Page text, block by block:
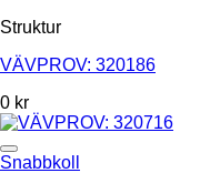
Struktur
VÄVPROV: 320186
0 kr
Snabbkoll